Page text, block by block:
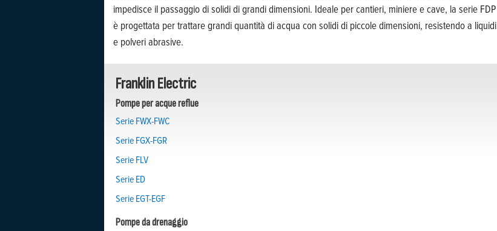
impedisce il passaggio di solidi di grandi dimensioni. Ideale per cantieri, miniere e cave, la serie FDP
è progettata per trattare grandi quantità di acqua con solidi di piccole dimensioni, resistendo a liquidi
e polveri abrasive.
Franklin Electric
Pompe per acque reflue
Serie FWX-FWC
Serie FGX-FGR
Serie FLV
Serie ED
Serie EGT-EGF
Pompe da drenaggio